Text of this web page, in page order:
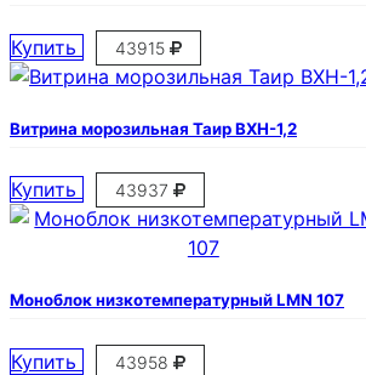
Купить 43915
Витрина морозильная Таир ВХН-1,2
Купить 43937
Моноблок низкотемпературный LMN 107
Купить 43958